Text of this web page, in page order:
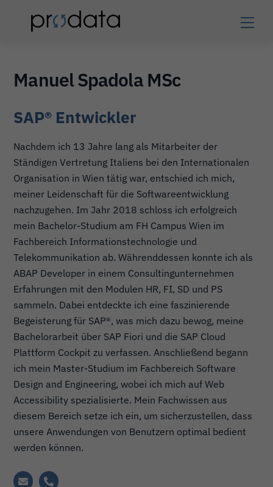
Manuel Spadola MSc
SAP® Entwickler
Nachdem ich 13 Jahre lang als Mitarbeiter der
Ständigen Vertretung Italiens bei den Internationalen
Organisation in Wien tätig war, entschied ich mich,
meiner Leidenschaft für die Softwareentwicklung
nachzugehen. Im Jahr 2018 schloss ich erfolgreich
mein Bachelor-Studium am FH Campus Wien im
Fachbereich Informationstechnologie und
Telekommunikation ab. Währenddessen konnte ich als
ABAP Developer in einem Consultingunternehmen
Erfahrungen mit den Modulen HR, FI, SD und PS
sammeln. Dabei entdeckte ich eine faszinierende
Begeisterung für SAP®, was mich dazu bewog, meine
Bachelorarbeit über SAP Fiori und die SAP Cloud
Plattform Cockpit zu verfassen. Anschließend begann
ich mein Master-Studium im Fachbereich Software
Design and Engineering, wobei ich mich auf Web
Accessibility spezialisierte. Mein Fachwissen aus
diesem Bereich setze ich ein, um sicherzustellen, dass
unsere Anwendungen von Benutzern optimal bedient
werden können.